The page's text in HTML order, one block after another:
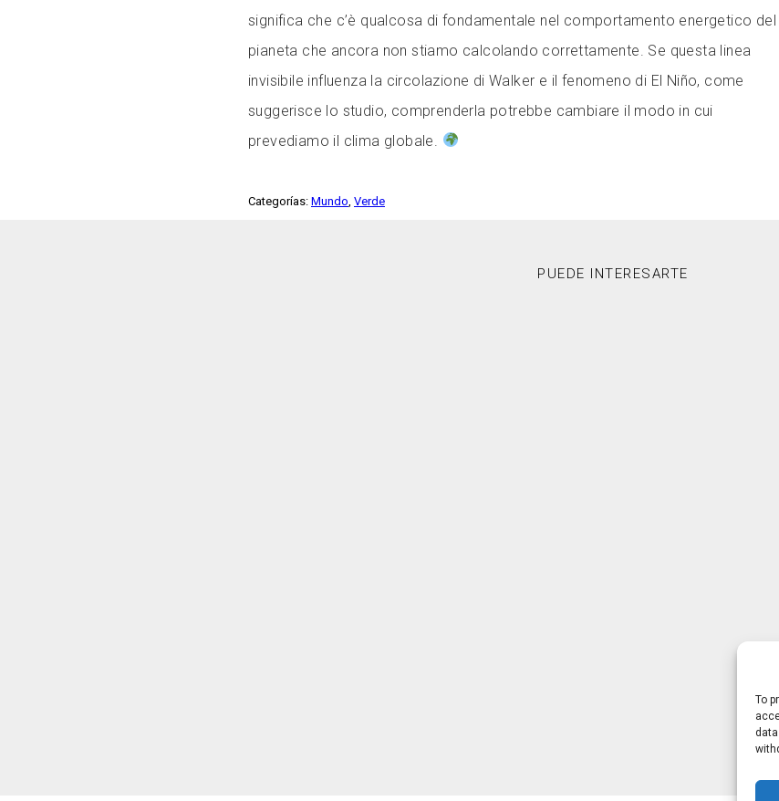
To
significa che c’è qualcosa di fondamentale nel comportamento energetico del
pianeta che ancora non stiamo calcolando correttamente. Se questa linea
invisibile influenza la circolazione di Walker e il fenomeno di El Niño, come
suggerisce lo studio, comprenderla potrebbe cambiare il modo in cui
prevediamo il clima globale.
Categorías: Mundo Verde
PUEDE INTERESARTE